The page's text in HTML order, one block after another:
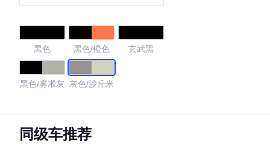
黑色 黑色/橙色 玄武黑
黑色/雾凇灰 灰色/沙丘米
4.7
同级车推荐